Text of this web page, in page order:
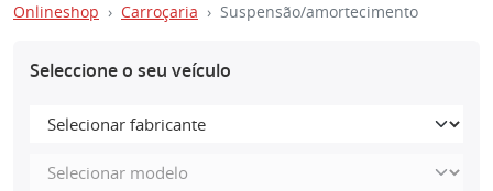
Onlineshop Carroçaria Suspensão/amortecimento
Seleccione o seu veículo